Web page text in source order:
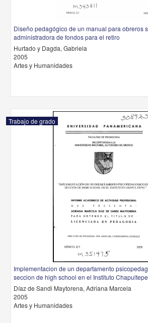
Diseño pedagógico de un manual para obreros
administradora de fondos para el retiro
Hurtado y Dagda, Gabriela
2005
Artes y Humanidades
Trabajo de grado
Implementacion de un departamento
seccion de high school en el Instituto
Díaz de Sandi Maytorena, Adriana Marcela
2005
Artes y Humanidades